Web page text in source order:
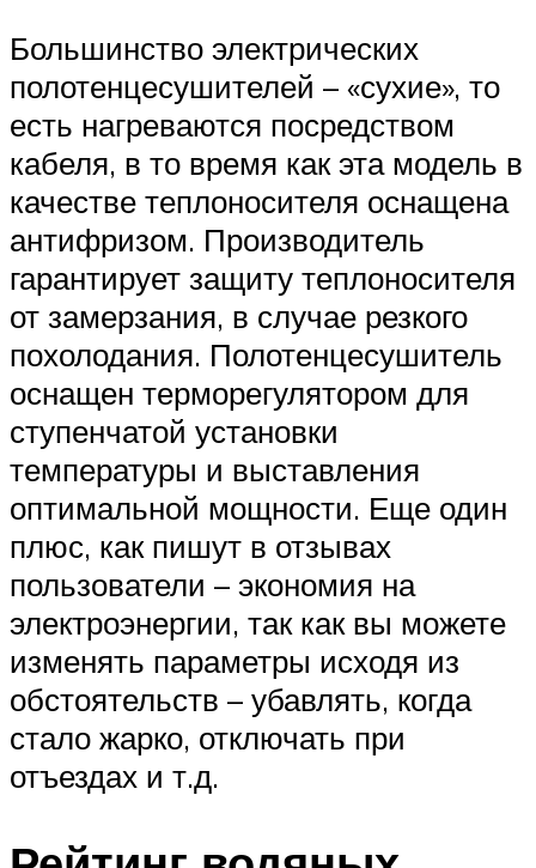
Большинство электрических
полотенцесушителей – «сухие», то
есть нагреваются посредством
кабеля, в то время как эта модель в
качестве теплоносителя оснащена
антифризом. Производитель
гарантирует защиту теплоносителя
от замерзания, в случае резкого
похолодания. Полотенцесушитель
оснащен терморегулятором для
ступенчатой установки
температуры и выставления
оптимальной мощности. Еще один
плюс, как пишут в отзывах
пользователи – экономия на
электроэнергии, так как вы можете
изменять параметры исходя из
обстоятельств – убавлять, когда
стало жарко, отключать при
отъездах и т.д.